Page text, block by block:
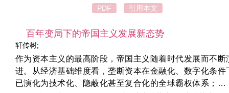
来，美国对外政策出现了明显转向，呈现出经典帝国主义
美国不顾国际社会的反对与全球发展趋势，公然侵犯他国
权甚至发动局部战争，对二战后的国际秩序造成了多维度
重冲击。经典帝国主义的“回光”不仅不能挽救美式霸权的衰
趋势，反而会加速这一进程。在此背景下，国际秩序重构
在必行。
PDF
引用本文
百年变局下的帝国主义发展新态势
轩传树;
作为资本主义的最高阶段，帝国主义随着时代发展而不断
进。从经济基础维度看，垄断资本在金融化、数字化条件
已演化为技术化、隐蔽化甚至复合化的全球霸权体系；从